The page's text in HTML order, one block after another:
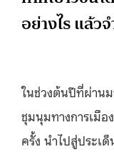
อย่างไร แล้ว
ในช่วงต้นปีที่ผ่าน
ชุมนุมทางการเมื
ครั้ง นำไปสู่ประเ